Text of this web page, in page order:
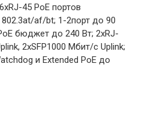
45 РоЕ портов
802.3at/af/bt; 1-2порт до 90
бюджет до 240 Вт; 2хRJ-
2хSFP1000 Мбит/с Uplink;
и Extended PoE до